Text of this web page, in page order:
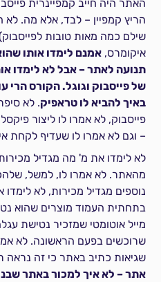
האתר היה חייב קמפיינרית
הריץ קמפיין – לבד, אלא מה. לא
שילם כמה מאות טובות
איקומרס,אמנם לימדו אותו
תנועה לאתר – אבל לא לימדו
של פייסבוק וגוגל. הקורס הרי
באיך להביא לו טראפיק. לא
פייסבוק, לא אמרו לו ליצור
– וגם לא אמרו לו שעדיף לקחת
לא לימדו את מ' מה מגדיל
מהאתר. לא אמרו לו, למשל,
נוספים מגדיל מכירות, לא לימדו
בתחתית העמוד מוצרים שהוא
מייל אוטומטי שמזכיר נטישת
שרוכשים בפעם הראשונה. לא
שגיאות כתיב באתר כי זה נראה
אתר – לא איך למכור באתר